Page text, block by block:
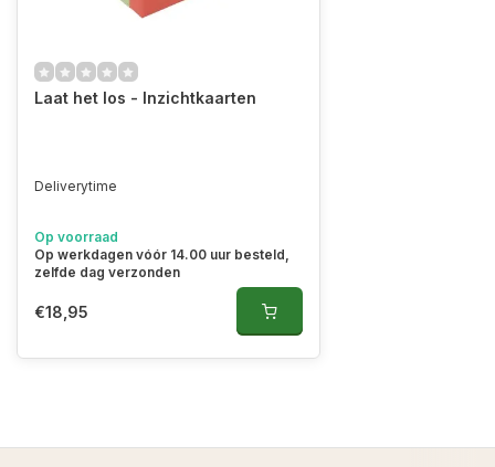
Laat het los - Inzichtkaarten
Deliverytime
Op voorraad
Op werkdagen vóór 14.00 uur besteld,
zelfde dag verzonden
€18,95